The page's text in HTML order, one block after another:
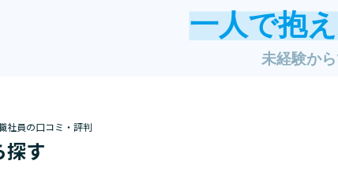
一人で抱
未経験か
社員の口コミ・評判
探す